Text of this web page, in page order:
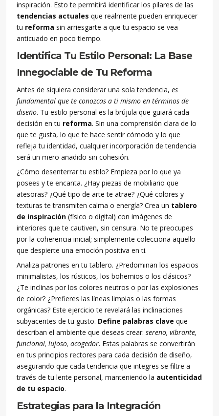
inspiración. Esto te permitirá identificar los pilares de las
tendencias actuales que realmente pueden enriquecer
tu reforma sin arriesgarte a que tu espacio se vea
anticuado en poco tiempo.
Identifica Tu Estilo Personal: La Base
Innegociable de Tu Reforma
Antes de siquiera considerar una sola tendencia,es
fundamental que te conozcas a ti mismo en términos de
diseño. Tu estilo personal es la brújula que guiará cada
decisión en tu reforma. Sin una comprensión clara de lo
que te gusta, lo que te hace sentir cómodo y lo que
refleja tu identidad, cualquier incorporación de tendencia
será un mero añadido sin cohesión.
¿Cómo desenterrar tu estilo? Empieza por lo que ya
posees y te encanta. ¿Hay piezas de mobiliario que
atesoras? ¿Qué tipo de arte te atrae? ¿Qué colores y
texturas te transmiten calma o energía? Crea un tablero
de inspiración (físico o digital) con imágenes de
interiores que te cautiven, sin censura. No te preocupes
por la coherencia inicial; simplemente colecciona aquello
que despierte una emoción positiva en ti.
Analiza patrones en tu tablero. ¿Predominan los espacios
minimalistas, los rústicos, los bohemios o los clásicos?
¿Te inclinas por los colores neutros o por las explosiones
de color? ¿Prefieres las líneas limpias o las formas
orgánicas? Este ejercicio te revelará las inclinaciones
subyacentes de tu gusto. Define palabras clave que
describan el ambiente que deseas crear:sereno, vibrante,
funcional, lujoso, acogedor. Estas palabras se convertirán
en tus principios rectores para cada decisión de diseño,
asegurando que cada tendencia que integres se filtre a
través de tu lente personal, manteniendo la autenticidad
de tu espacio.
Estrategias para la Integración